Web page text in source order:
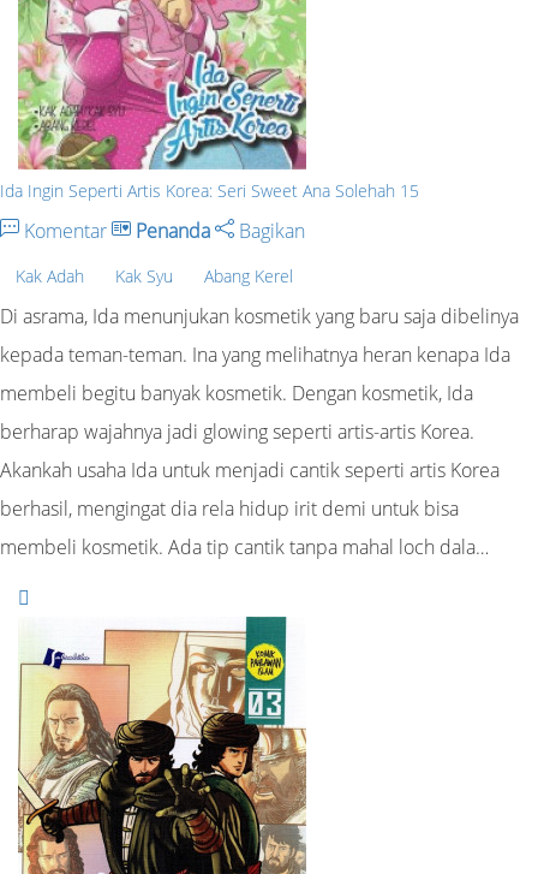
Ida Ingin Seperti Artis Korea: Seri Sweet Ana Solehah 15
Komentar Penanda Bagikan
Kak Adah Kak Syu Abang Kerel
Di asrama, Ida menunjukan kosmetik yang baru saja dibelinya
kepada teman-teman. Ina yang melihatnya heran kenapa Ida
membeli begitu banyak kosmetik. Dengan kosmetik, Ida
berharap wajahnya jadi glowing seperti artis-artis Korea.
Akankah usaha Ida untuk menjadi cantik seperti artis Korea
berhasil, mengingat dia rela hidup irit demi untuk bisa
membeli kosmetik. Ada tip cantik tanpa mahal loch dala…